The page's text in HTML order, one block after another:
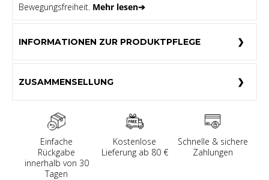
Bewegungsfreiheit. Mehr lesen➔
INFORMATIONEN ZUR PRODUKTPFLEGE
ZUSAMMENSELLUNG
Einfache
Rückgabe
innerhalb von 30
Tagen
Kostenlose
Lieferung ab 80 €
Schnelle & sichere
Zahlungen